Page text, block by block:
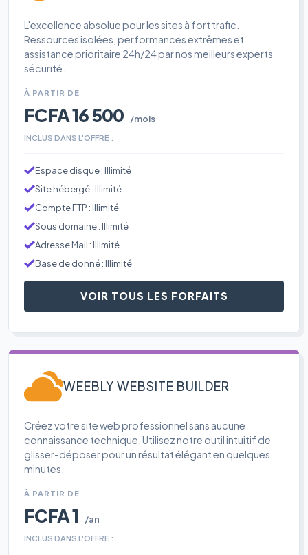
L'excellence absolue pour les sites à fort trafic.
Ressources isolées, performances extrêmes et
assistance prioritaire 24h/24 par nos meilleurs experts
sécurité.
À PARTIR DE
FCFA 16 500 /mois
INCLUS DANS L'OFFRE :
Espace disque : Illimité
Site hébergé : Illimité
Compte FTP : Illimité
Sous domaine : Illimité
Adresse Mail : Illimité
Base de donné : Illimité
VOIR TOUS LES FORFAITS
WEEBLY WEBSITE BUILDER
Créez votre site web professionnel sans aucune
connaissance technique. Utilisez notre outil intuitif de
glisser-déposer pour un résultat élégant en quelques
minutes.
À PARTIR DE
FCFA 1 /an
INCLUS DANS L'OFFRE :